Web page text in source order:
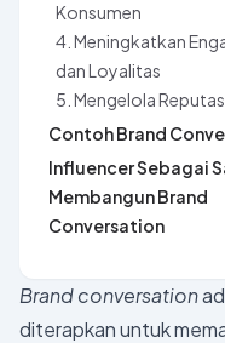
Konsumen
4. Meningkatkan
dan Loyalitas
5. Mengelola
Contoh Brand
Influencer Sebagai
Membangun Brand
Conversation
Brand conversation
diterapkan untuk